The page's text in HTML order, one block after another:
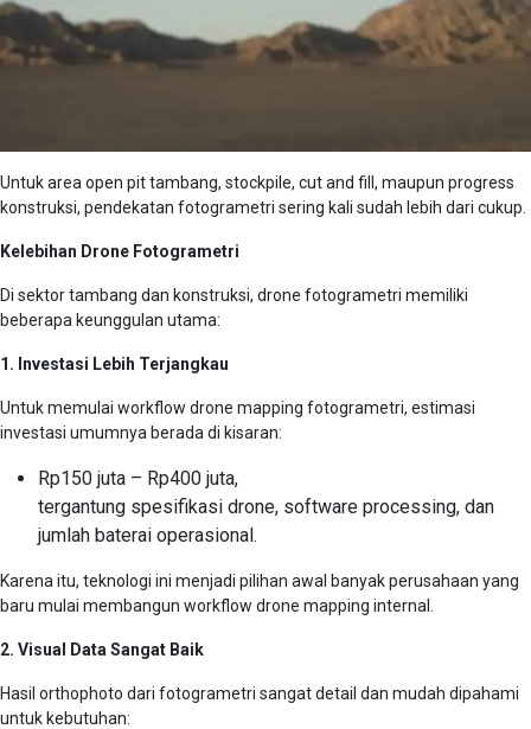
Untuk area open pit tambang, stockpile, cut and fill, maupun progress
konstruksi, pendekatan fotogrametri sering kali sudah lebih dari cukup.
Kelebihan Drone Fotogrametri
Di sektor tambang dan konstruksi, drone fotogrametri memiliki
beberapa keunggulan utama:
1. Investasi Lebih Terjangkau
Untuk memulai workflow drone mapping fotogrametri, estimasi
investasi umumnya berada di kisaran:
Rp150 juta – Rp400 juta,
tergantung spesifikasi drone, software processing, dan
jumlah baterai operasional.
Karena itu, teknologi ini menjadi pilihan awal banyak perusahaan yang
baru mulai membangun workflow drone mapping internal.
2. Visual Data Sangat Baik
Hasil orthophoto dari fotogrametri sangat detail dan mudah dipahami
untuk kebutuhan: